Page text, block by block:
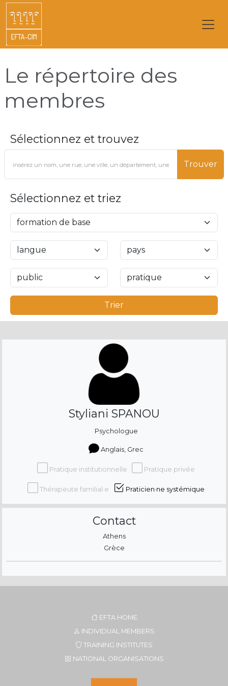
Le répertoire des
membres
Sélectionnez et trouvez
Trouver
Sélectionnez et triez
Trier
Styliani SPANOU
Psychologue
Anglais, Grec
Pratique institutionnelle Pratique privée
Thérapeute familial·e Praticien·ne systémique
Contact
Athens
Grèce
EFTA HOME
INDIVIDUAL MEMBERS
TRAINING INSTITUTES
NATIONAL ORGANISATIONS